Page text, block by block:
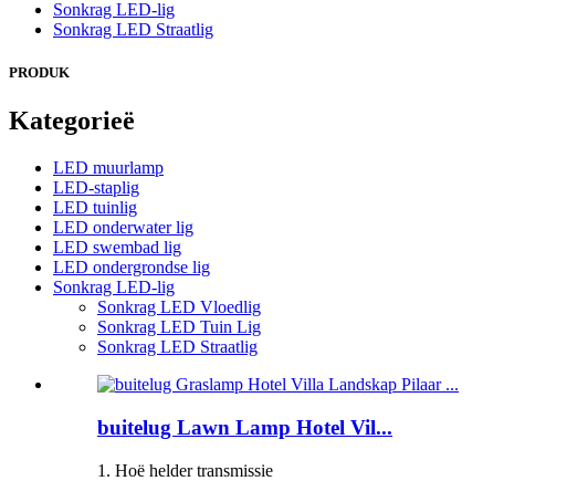
Sonkrag LED-lig
Sonkrag LED Straatlig
PRODUK
Kategorieë
LED muurlamp
LED-staplig
LED tuinlig
LED onderwater lig
LED swembad lig
LED ondergrondse lig
Sonkrag LED-lig
Sonkrag LED Vloedlig
Sonkrag LED Tuin Lig
Sonkrag LED Straatlig
buitelug Lawn Lamp Hotel Vil...
1. Hoë helder transmissie